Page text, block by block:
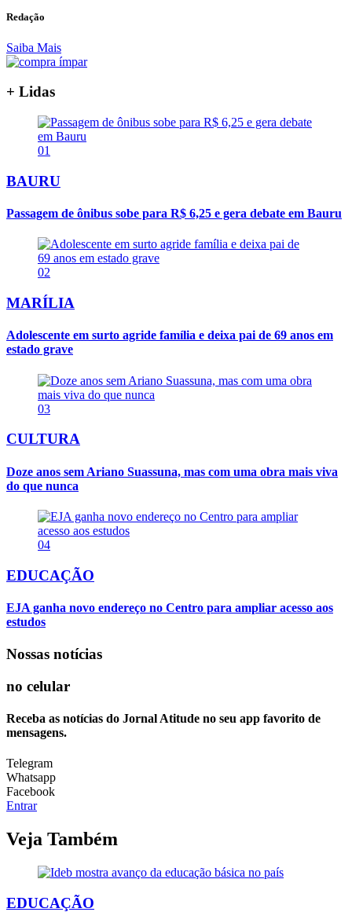
Redação
Saiba Mais
+ Lidas
01
BAURU
Passagem de ônibus sobe para R$ 6,25 e gera debate em Bauru
02
MARÍLIA
Adolescente em surto agride família e deixa pai de 69 anos em
estado grave
03
CULTURA
Doze anos sem Ariano Suassuna, mas com uma obra mais viva
do que nunca
04
EDUCAÇÃO
EJA ganha novo endereço no Centro para ampliar acesso aos
estudos
Nossas notícias
no celular
Receba as notícias do Jornal Atitude no seu app favorito de
mensagens.
Telegram
Whatsapp
Facebook
Entrar
Veja Também
EDUCAÇÃO